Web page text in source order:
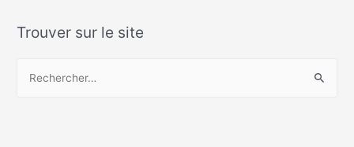
Trouver sur le site